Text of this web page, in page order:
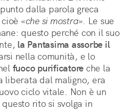
dalla parola greca
cioè «che si mostra». Le sue
questo perché con il suo
la Pantasima assorbe il
nella comunità, e lo
fuoco purificatore che la
liberata dal maligno, era
ciclo vitale. Non è un
rito si svolga in